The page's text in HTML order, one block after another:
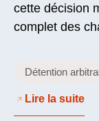
cette décision
complet des
Détention
Lire la suite